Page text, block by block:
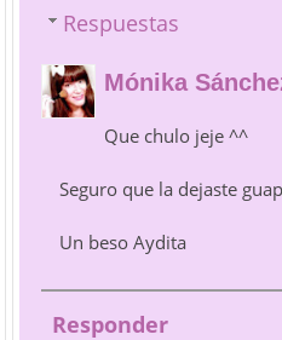
Respuestas
Mónika
Que chulo jeje ^^
Seguro que la dejaste
Un beso Aydita
Responder